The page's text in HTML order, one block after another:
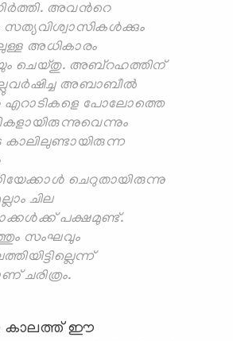
അവന്‍റെ
അധികാരം
ചെയ്തു. അബ്റഹത്തിന്
അബാബീല്‍
എറാടികളെ പോലോത്തെ
ചെറുതായിരുന്നു
ചില
പക്ഷമുണ്ട്.
സംഘവും
ചരിത്രം.
കാലത്ത് ഈ